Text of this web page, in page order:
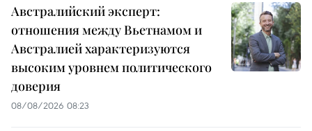
Австралийский эксперт:
отношения между Вьетнамом и
Австралией характеризуются
высоким уровнем политического
доверия
08/08/2026 08:23